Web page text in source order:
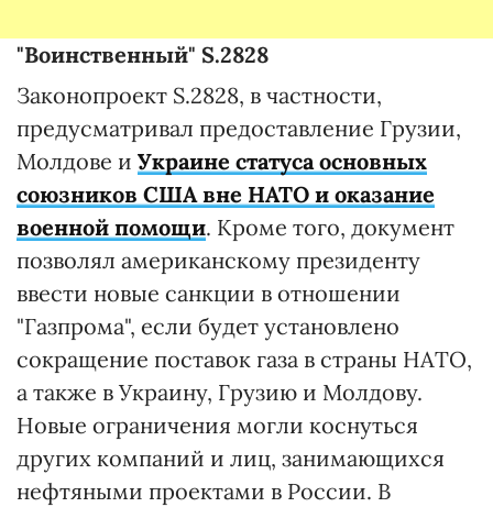
"Воинственный" S.2828
Законопроект S.2828, в частности,
предусматривал предоставление Грузии,
Молдове и Украине статуса основных
союзников США вне НАТО и оказание
военной помощи. Кроме того, документ
позволял американскому президенту
ввести новые санкции в отношении
"Газпрома", если будет установлено
сокращение поставок газа в страны НАТО,
а также в Украину, Грузию и Молдову.
Новые ограничения могли коснуться
других компаний и лиц, занимающихся
нефтяными проектами в России. В